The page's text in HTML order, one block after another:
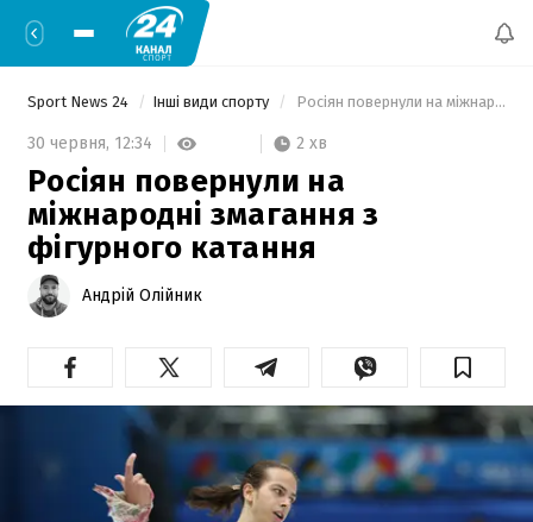
Sport News 24 Інші види спорту Росіян повернули на міжнародні змагання з фігурного катання
30 червня, 12:34 2 хв
Росіян повернули на
міжнародні змагання з
фігурного катання
Андрій Олійник